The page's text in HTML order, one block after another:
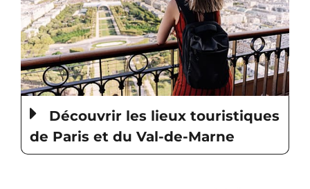
Découvrir les lieux touristiques
de Paris et du Val-de-Marne